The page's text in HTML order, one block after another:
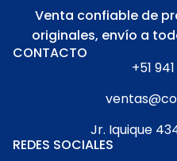
Venta confiable de
originales, envío a
CONTACTO
+51
Jr. Iquique
REDES SOCIALES